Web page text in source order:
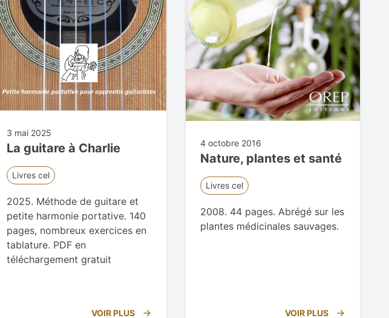
3 mai 2025
La guitare à Charlie
Livres cel
2025. Méthode de guitare et
petite harmonie portative. 140
pages, nombreux exercices en
tablature. PDF en
téléchargement gratuit
VOIR PLUS
4 octobre 2016
Nature, plantes et santé
Livres cel
2008. 44 pages. Abrégé sur les
plantes médicinales sauvages.
VOIR PLUS